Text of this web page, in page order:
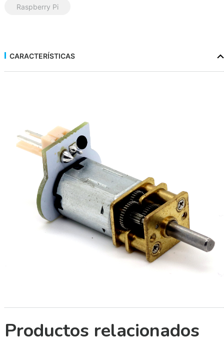
Raspberry Pi
CARACTERÍSTICAS
Productos relacionados